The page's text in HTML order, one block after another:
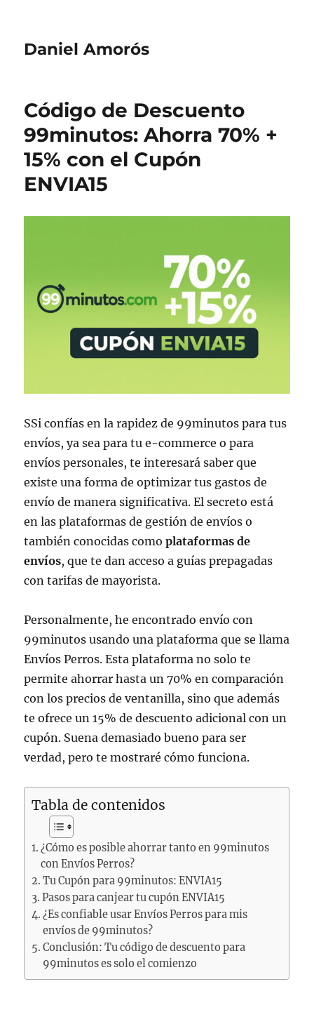
Daniel Amorós
Código de Descuento
99minutos: Ahorra 70% +
15% con el Cupón
ENVIA15
SSi confías en la rapidez de 99minutos para tus
envíos, ya sea para tu e-commerce o para
envíos personales, te interesará saber que
existe una forma de optimizar tus gastos de
envío de manera significativa. El secreto está
en las plataformas de gestión de envíos o
también conocidas comoplataformas de
envíos, que te dan acceso a guías prepagadas
con tarifas de mayorista.
Personalmente, he encontrado envío con
99minutos usando una plataforma que se llama
Envíos Perros. Esta plataforma no solo te
permite ahorrar hasta un 70% en comparación
con los precios de ventanilla, sino que además
te ofrece un 15% de descuento adicional con un
cupón. Suena demasiado bueno para ser
verdad, pero te mostraré cómo funciona.
Tabla de contenidos
¿Cómo es posible ahorrar tanto en 99minutos
con Envíos Perros?
Tu Cupón para 99minutos: ENVIA15
Pasos para canjear tu cupón ENVIA15
¿Es confiable usar Envíos Perros para mis
envíos de 99minutos?
Conclusión: Tu código de descuento para
99minutos es solo el comienzo